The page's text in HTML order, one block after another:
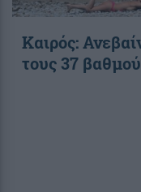
Καιρός:
τους 37